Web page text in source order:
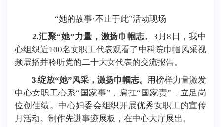
“她的故事·不止于此”活动现场
2.汇聚“她”力量，激扬巾帼志。 3月8日，我中
心组织近100名女职工代表观看了中科院巾帼风采视
频展播并聆听党的二十大女代表的交流报告。
3.绽放“她”风采，激扬巾帼志。 用榜样力量激发
中心女职工心系“国家事”，肩扛“国家责”，立足岗
位创佳绩。中心妇委会组织开展优秀女职工的宣传
月活动。制作先进事迹展板，在中心大厅展出。